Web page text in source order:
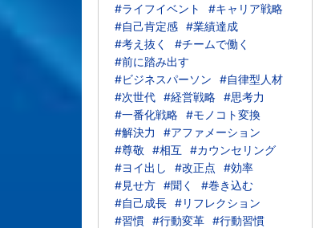
#ライフイベント
#キャリア戦略
#自己肯定感 #業績達成
#考え抜く
#チームで働く
#前に踏み出す
#ビジネスパーソン
#自律型人材
#次世代 #経営戦略 #思考力
#一番化戦略 #モノコト変換
#解決力
#アファメーション
#尊敬
#相互
#カウンセリング
#ヨイ出し
#改正点
#効率
#見せ方 #聞く
#巻き込む
#自己成長 #リフレクション
#習慣 #行動変革 #行動習慣